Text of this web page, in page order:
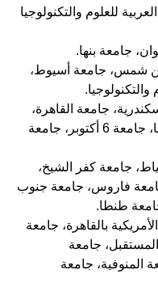
العربية للعلوم والتكنولوجيا
جامعة بنها.
شمس، جامعة أسيوط،
والتكنولوجيا.
جامعة القاهرة،
جامعة الدلتا للعلوم والتكنولوجيا، جامعة 6 أكتوبر، جامعة
جامعة كفر الشيخ،
فاروس، جامعة جنوب
طنطا.
بالقاهرة، جامعة
جامعة
المنوفية، جامعة